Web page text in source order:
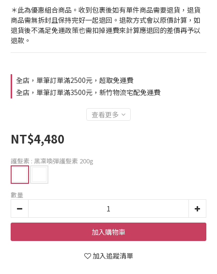
＊此為優惠組合商品。收到包裹後如有單件商品需要退貨，退貨
商品需無拆封且保持完好一起退回。退款方式會以原價計算，如
退貨後不滿足免運政策也需扣掉運費來計算應退回的差價再予以
退款。
全店，單筆訂單滿2500元，超取免運費
全店，單筆訂單滿3500元，新竹物流宅配免運費
查看更多
NT$4,480
護髮素 : 黑凜喚彈護髮素 200g
數量
加入購物車
加入追蹤清單